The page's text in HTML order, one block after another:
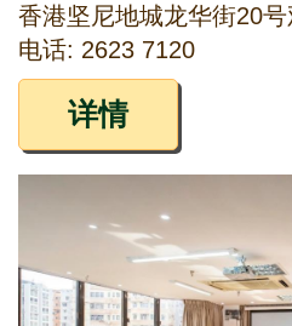
香港坚尼地城龙华街20
电话: 2623 7120
详情